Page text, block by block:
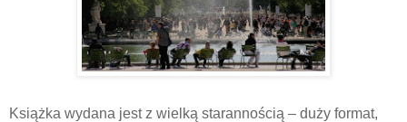
Książka wydana jest z wielką starannością – duży format,